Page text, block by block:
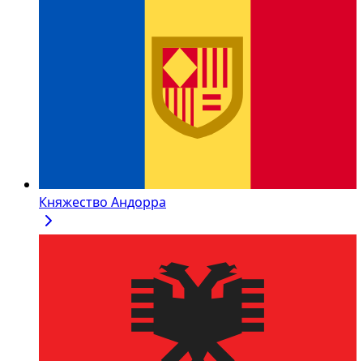
Княжество Андорра